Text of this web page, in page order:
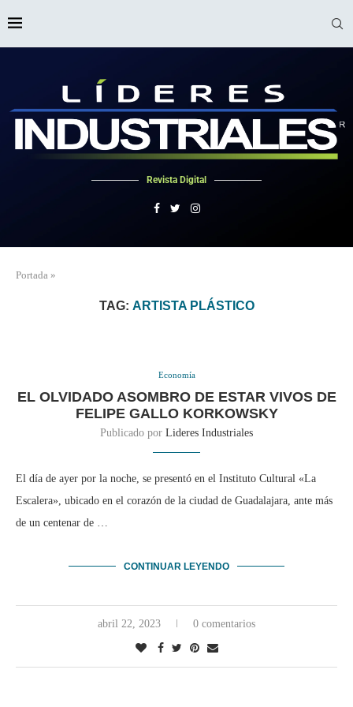
Revista Digital
Portada »
TAG: ARTISTA PLÁSTICO
Economía
EL OLVIDADO ASOMBRO DE ESTAR VIVOS DE
FELIPE GALLO KORKOWSKY
Publicado por Lideres Industriales
El día de ayer por la noche, se presentó en el Instituto Cultural «La
Escalera», ubicado en el corazón de la ciudad de Guadalajara, ante más
de un centenar de …
CONTINUAR LEYENDO
abril 22, 2023 0 comentarios